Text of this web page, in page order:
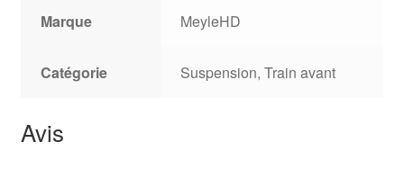
Marque MeyleHD
Catégorie Suspension, Train avant
Avis